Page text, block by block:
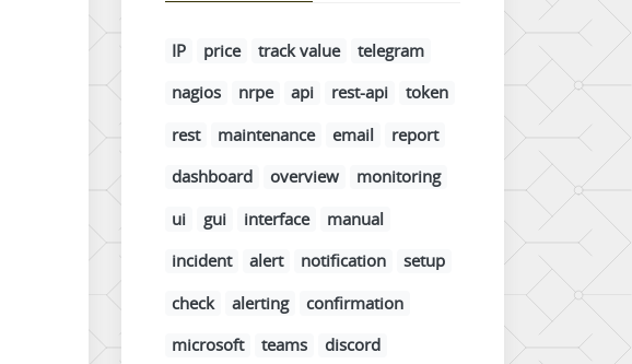
IP price track value
telegram
nagios
nrpe api rest-api
token
rest
maintenance email
report
dashboard
overview
monitoring
ui
gui interface
manual
incident
alert notification
setup
check
alerting
confirmation
microsoft
teams
discord